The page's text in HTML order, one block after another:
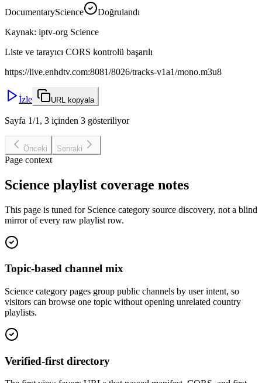
DocumentaryScience
Doğrulandı
Kaynak: iptv-org Science
Liste ve tarayıcı CORS kontrolü başarılı
https://live.enhdtv.com:8081/8026/tracks-v1a1/mono.m3u8
İzle URL kopyala
Sayfa 1/1, 3 içinden 3 gösteriliyor
Önceki Sonraki
Page context
Science playlist coverage notes
This page is tuned for Science category source discovery, not a blind
mirror of every raw playlist row.
Topic-based channel mix
Science category pages group public channels by user intent, so
visitors can browse one topic without opening unrelated country
playlists.
Verified-first directory